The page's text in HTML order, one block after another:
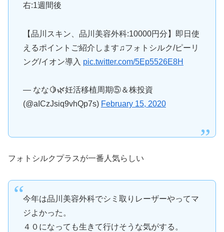
右:1週間後
【品川スキン、品川美容外科:10000円分】即日使
えるポイントご紹介します♫フォトシルク/ピーリ
ング/イオン導入 pic.twitter.com/5Ep5526E8H
— なな🍋🌿妊活移植周期⑤＆株投資
(@aICzJsiq9vhQp7s) February 15, 2020
フォトシルクプラスが一番人気らしい
今年は品川美容外科でシミ取りレーザーやってマ
ジよかった。
４０になっても生きて行けそうな気がする。